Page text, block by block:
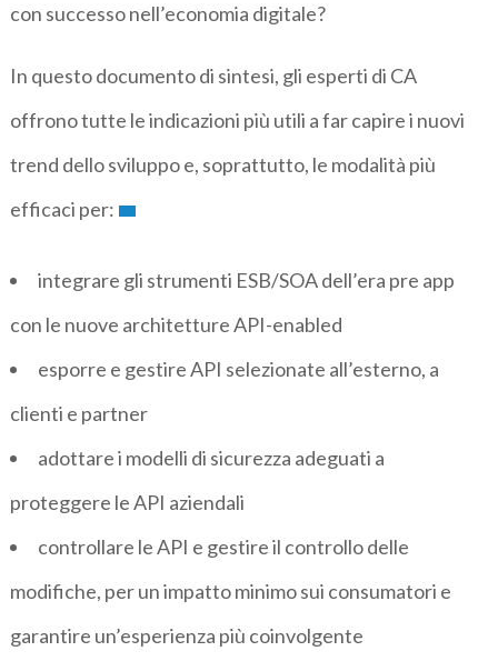
con successo nell’economia digitale?
In questo documento di sintesi, gli esperti di CA
offrono tutte le indicazioni più utili a far capire i nuovi
trend dello sviluppo e, soprattutto, le modalità più
efficaci per:
integrare gli strumenti ESB/SOA dell’era pre app
con le nuove architetture API-enabled
esporre e gestire API selezionate all’esterno, a
clienti e partner
adottare i modelli di sicurezza adeguati a
proteggere le API aziendali
controllare le API e gestire il controllo delle
modifiche, per un impatto minimo sui consumatori e
garantire un’esperienza più coinvolgente